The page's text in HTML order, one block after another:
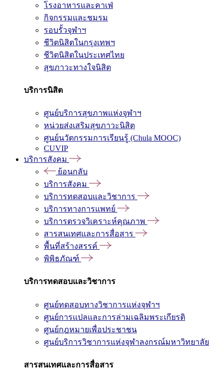
โรงอาหารและคาเฟ่
กิจกรรมและชมรม
รอบรั้วจุฬาฯ
ชีวิตนิสิตในกรุงเทพฯ
ชีวิตนิสิตในประเทศไทย
สุขภาวะทางใจนิสิต
บริการนิสิต
ศูนย์บริการสุขภาพแห่งจุฬาฯ
หน่วยส่งเสริมสุขภาวะนิสิต
ศูนย์นวัตกรรมการเรียนรู้ (Chula MOOC)
CUVIP
บริการสังคม
ย้อนกลับ
บริการสังคม
บริการทดสอบและวิชาการ
บริการทางการแพทย์
บริการตรวจวิเคราะห์คุณภาพ
สารสนเทศและการสื่อสาร
พื้นที่สร้างสรรค์
พิพิธภัณฑ์
บริการทดสอบและวิชาการ
ศูนย์ทดสอบทางวิชาการแห่งจุฬาฯ
ศูนย์การแปลและการล่ามเฉลิมพระเกียรติ
ศูนย์กฎหมายเพื่อประชาชน
ศูนย์บริการวิชาการแห่งจุฬาลงกรณ์มหาวิทยาลัย
สารสนเทศและการสื่อสาร